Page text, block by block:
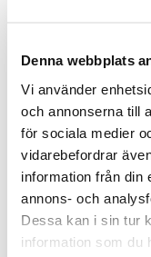
Denna webbplats
Vi använder
och annonserna till
för sociala medier
vidarebefordrar
information från din
annons- och
Dessa kan i sin tur
information som du
Mer om
Soffan Cala från
Levien och
fåtöljen. Dess
ett majestätiskt
ett gallerliknande
avskildhet
koppling till de